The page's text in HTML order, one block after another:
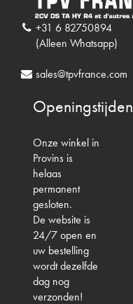
+31 6 82750894
(Alleen Whatsapp)
sales@tpvfrance.com
Openingstijden
Onze winkel in
Provins is
helaas
permanent
gesloten.
De website is
24/7 open en
uw bestelling
wordt dezelfde
dag nog
verzonden!